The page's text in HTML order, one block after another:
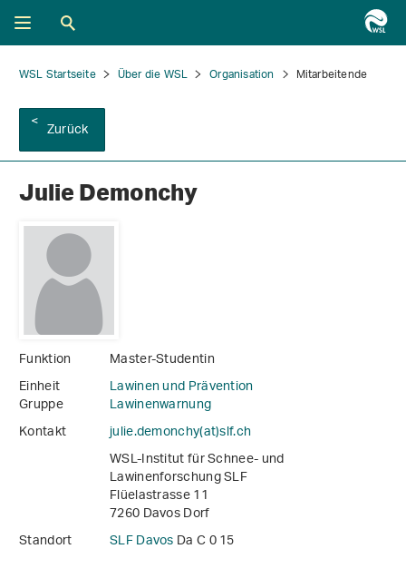
WSL Startseite Über die WSL Organisation Mitarbeitende
Zurück
Julie Demonchy
Funktion
Master-Studentin
Einheit
Lawinen und Prävention
Gruppe
Lawinenwarnung
Kontakt
julie.demonchy(at)slf.ch
WSL-Institut für Schnee- und
Lawinenforschung SLF
Flüelastrasse 11
7260 Davos Dorf
Standort
SLF DavosDa C 0 15